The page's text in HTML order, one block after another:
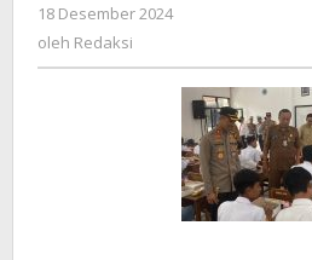
18 Desember 2024
oleh Redaksi